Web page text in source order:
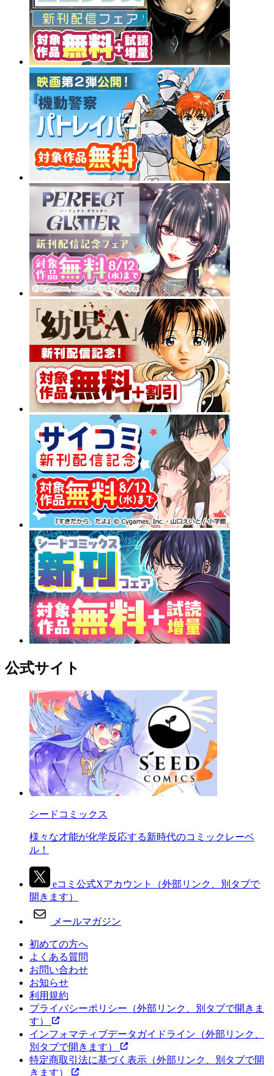
公式サイト
シードコミックス
様々な才能が化学反応する新時代のコミックレーベ
ル！
eコミ公式Xアカウント
（外部リンク、別タブで
開きます）
メールマガジン
初めての方へ
よくある質問
お問い合わせ
お知らせ
利用規約
プライバシーポリシー （外部リンク、別タブで開きま
す）
インフォマティブデータガイドライン （外部リンク、
別タブで開きます）
特定商取引法に基づく表示 （外部リンク、別タブで開
きます）